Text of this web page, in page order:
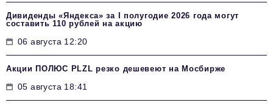
Дивиденды «Яндекса» за I полугодие 2026 года могут
составить 110 рублей на акцию
06 августа 12:20
Акции ПОЛЮС PLZL резко дешевеют на Мосбирже
05 августа 18:41